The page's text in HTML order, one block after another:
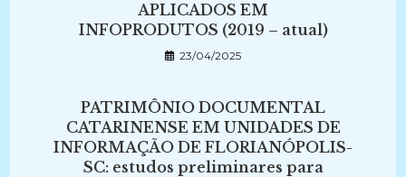
APLICADOS EM
INFOPRODUTOS (2019 – atual)
23/04/2025
PATRIMÔNIO DOCUMENTAL
CATARINENSE EM UNIDADES DE
INFORMAÇÃO DE FLORIANÓPOLIS-
SC: estudos preliminares para